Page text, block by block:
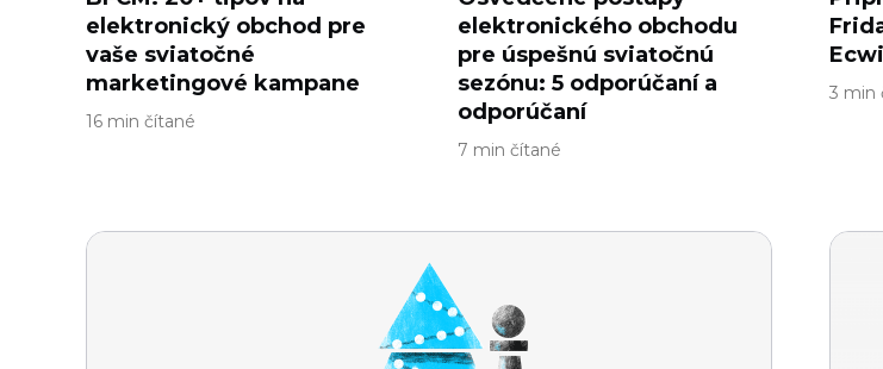
elektronický obchod pre
vaše sviatočné
marketingové kampane
16 min čítané
elektronického obchodu
pre úspešnú sviatočnú
sezónu: 5 odporúčaní a
odporúčaní
7 min čítané
3 min